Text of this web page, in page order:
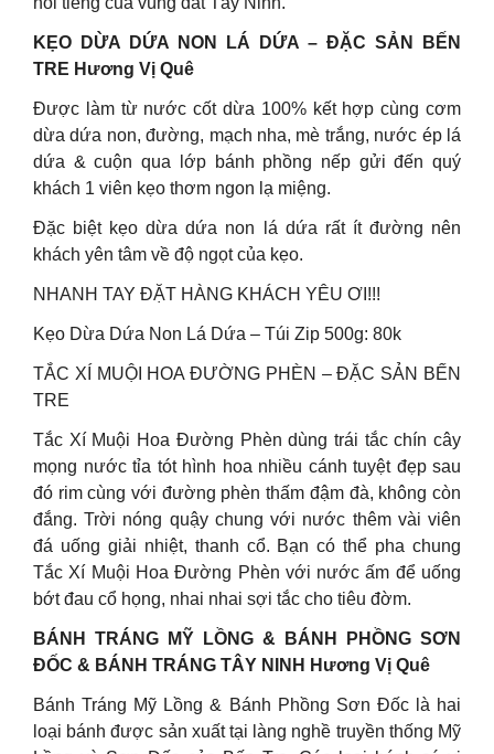
KẸO DỪA DỨA NON LÁ DỨA – ĐẶC SẢN BẾN
TRE Hương Vị Quê
Được làm từ nước cốt dừa 100% kết hợp cùng cơm
dừa dứa non, đường, mạch nha, mè trắng, nước ép lá
dứa & cuộn qua lớp bánh phồng nếp gửi đến quý
khách 1 viên kẹo thơm ngon lạ miệng.
Đặc biệt kẹo dừa dứa non lá dứa rất ít đường nên
khách yên tâm về độ ngọt của kẹo.
NHANH TAY ĐẶT HÀNG KHÁCH YÊU ƠI!!!
Kẹo Dừa Dứa Non Lá Dứa – Túi Zip 500g: 80k
TẮC XÍ MUỘI HOA ĐƯỜNG PHÈN – ĐẶC SẢN BẾN
TRE
Tắc Xí Muội Hoa Đường Phèn dùng trái tắc chín cây
mọng nước tỉa tót hình hoa nhiều cánh tuyệt đẹp sau
đó rim cùng với đường phèn thấm đậm đà, không còn
đắng. Trời nóng quậy chung với nước thêm vài viên
đá uống giải nhiệt, thanh cổ. Bạn có thể pha chung
Tắc Xí Muội Hoa Đường Phèn với nước ấm để uống
bớt đau cổ họng, nhai nhai sợi tắc cho tiêu đờm.
BÁNH TRÁNG MỸ LỒNG & BÁNH PHỒNG SƠN
ĐỐC & BÁNH TRÁNG TÂY NINH Hương Vị Quê
Bánh Tráng Mỹ Lồng & Bánh Phồng Sơn Đốc là hai
loại bánh được sản xuất tại làng nghề truyền thống Mỹ